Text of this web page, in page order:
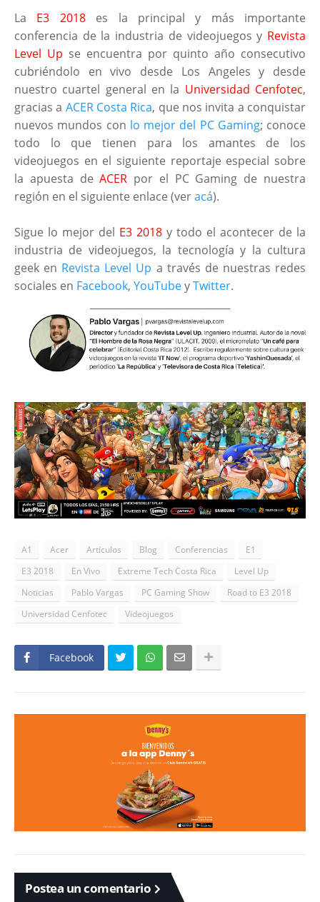
La E3 2018es la principal y más importante
conferencia de la industria de videojuegos y Revista
Level Up se encuentra por quinto año consecutivo
cubriéndolo en vivo desde Los Angeles y desde
nuestro cuartel general en la Universidad Cenfotec,
gracias a ACER Costa Rica, que nos invita a conquistar
nuevos mundos con lo mejor del PC Gaming; conoce
todo lo que tienen para los amantes de los
videojuegos en el siguiente reportaje especial sobre
la apuesta deACER por el PC Gaming de nuestra
región en el siguiente enlace (veracá).
Sigue lo mejor del E3 2018 y todo el acontecer de la
industria de videojuegos, la tecnología y la cultura
geek en Revista Level Up a través de nuestras redes
sociales en Facebook, YouTubeyTwitter.
A1 Acer Artículos Blog Conferencias
E1
E3 2018
En Vivo Extreme Tech Costa Rica
Level Up
Noticias
Pablo Vargas PC Gaming Show
Road to E3 2018
Universidad Cenfotec
Videojuegos
Facebook
Postea un comentario